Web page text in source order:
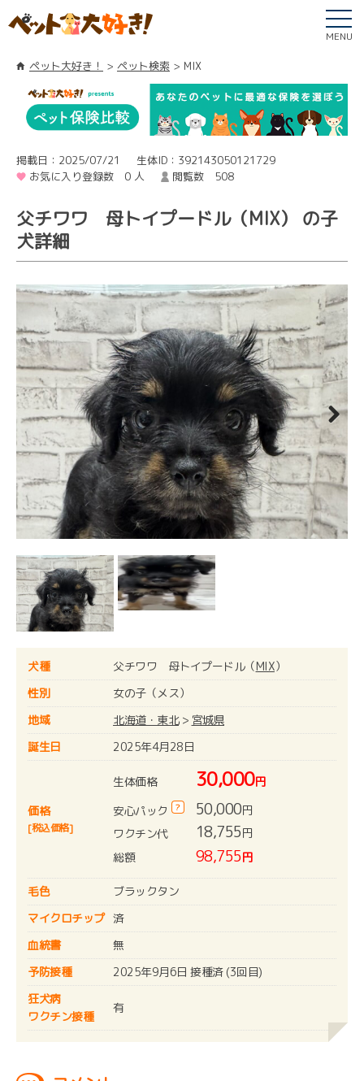
MENU
ペット大好き！ ペット検索 MIX
掲載日：2025/07/21
生体ID：392143050121729
お気に入り登録数 0 人
閲覧数 508
父チワワ 母トイプードル（MIX） の子
犬詳細
Next
犬種 父チワワ 母トイプードル（MIX）
性別
女の子（メス）
地域
北海道・東北> 宮城県
誕生日
2025年4月28日
価格
[税込価格]
生体価格 30,000円
安心パック
? 50,000円
ワクチン代
18,755円
総額
98,755円
毛色
ブラックタン
マイクロチップ 済
血統書
無
予防接種
2025年9月6日 接種済 (3回目)
狂犬病
ワクチン接種
有